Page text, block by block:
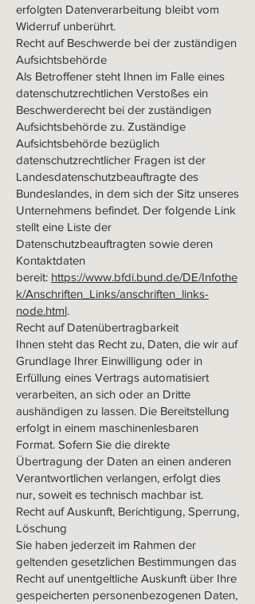
erfolgten Datenverarbeitung bleibt vom
Widerruf unberührt.
Recht auf Beschwerde bei der zuständigen
Aufsichtsbehörde
Als Betroffener steht Ihnen im Falle eines
datenschutzrechtlichen Verstoßes ein
Beschwerderecht bei der zuständigen
Aufsichtsbehörde zu. Zuständige
Aufsichtsbehörde bezüglich
datenschutzrechtlicher Fragen ist der
Landesdatenschutzbeauftragte des
Bundeslandes, in dem sich der Sitz unseres
Unternehmens befindet. Der folgende Link
stellt eine Liste der
Datenschutzbeauftragten sowie deren
Kontaktdaten
bereit: https://www.bfdi.bund.de/DE/Infothe
k/Anschriften_Links/anschriften_links-
node.html.
Recht auf Datenübertragbarkeit
Ihnen steht das Recht zu, Daten, die wir auf
Grundlage Ihrer Einwilligung oder in
Erfüllung eines Vertrags automatisiert
verarbeiten, an sich oder an Dritte
aushändigen zu lassen. Die Bereitstellung
erfolgt in einem maschinenlesbaren
Format. Sofern Sie die direkte
Übertragung der Daten an einen anderen
Verantwortlichen verlangen, erfolgt dies
nur, soweit es technisch machbar ist.
Recht auf Auskunft, Berichtigung, Sperrung,
Löschung
Sie haben jederzeit im Rahmen der
geltenden gesetzlichen Bestimmungen das
Recht auf unentgeltliche Auskunft über Ihre
gespeicherten personenbezogenen Daten,